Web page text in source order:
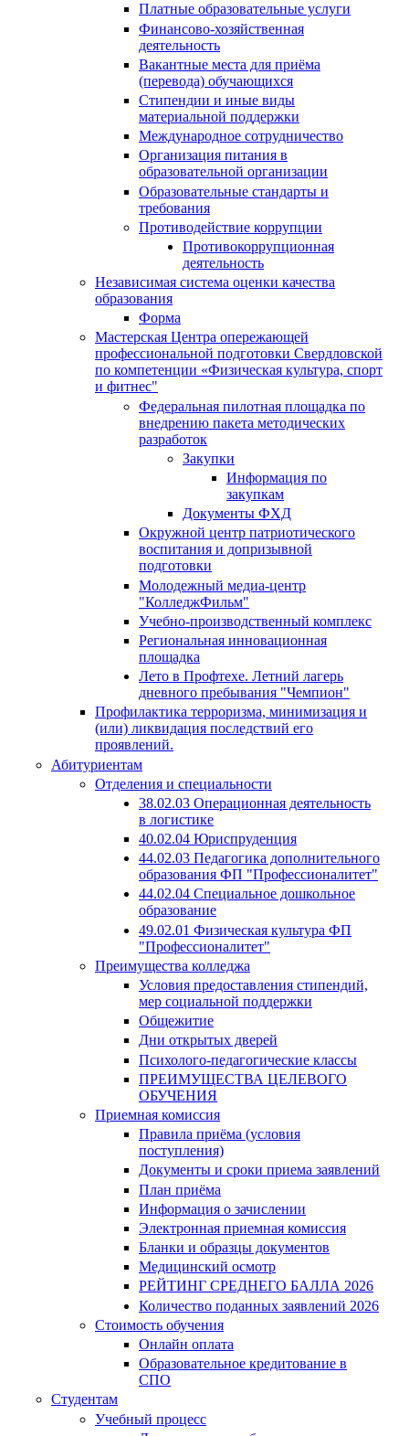
Платные образовательные услуги
Финансово-хозяйственная
деятельность
Вакантные места для приёма
(перевода) обучающихся
Стипендии и иные виды
материальной поддержки
Международное сотрудничество
Организация питания в
образовательной организации
Образовательные стандарты и
требования
Противодействие коррупции
Противокоррупционная
деятельность
Независимая система оценки качества
образования
Форма
Мастерская Центра опережающей
профессиональной подготовки Свердловской
по компетенции «Физическая культура, спорт
и фитнес"
Федеральная пилотная площадка по
внедрению пакета методических
разработок
Закупки
Информация по
закупкам
Документы ФХД
Окружной центр патриотического
воспитания и допризывной
подготовки
Молодежный медиа-центр
"КолледжФильм"
Учебно-производственный комплекс
Региональная инновационная
площадка
Лето в Профтехе. Летний лагерь
дневного пребывания "Чемпион"
Профилактика терроризма, минимизация и
(или) ликвидация последствий его
проявлений.
Абитуриентам
Отделения и специальности
38.02.03 Операционная деятельность
в логистике
40.02.04 Юриспруденция
44.02.03 Педагогика дополнительного
образования ФП "Профессионалитет"
44.02.04 Специальное дошкольное
образование
49.02.01 Физическая культура ФП
"Профессионалитет"
Преимущества колледжа
Условия предоставления стипендий,
мер социальной поддержки
Общежитие
Дни открытых дверей
Психолого-педагогические классы
ПРЕИМУЩЕСТВА ЦЕЛЕВОГО
ОБУЧЕНИЯ
Приемная комиссия
Правила приёма (условия
поступления)
Документы и сроки приема заявлений
План приёма
Информация о зачислении
Электронная приемная комиссия
Бланки и образцы документов
Медицинский осмотр
РЕЙТИНГ СРЕДНЕГО БАЛЛА 2026
Количество поданных заявлений 2026
Стоимость обучения
Онлайн оплата
Образовательное кредитование в
СПО
Студентам
Учебный процесс